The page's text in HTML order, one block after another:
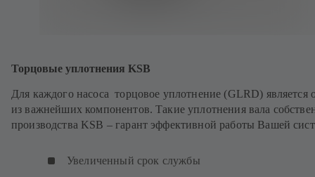
Торцовые уплотнения KSB
Для каждого насоса торцовое уплотнение (GLRD) является
из важнейших компонентов. Такие уплотнения вала
производства KSB – гарант эффективной работы Вашей
Увеличенный срок службы